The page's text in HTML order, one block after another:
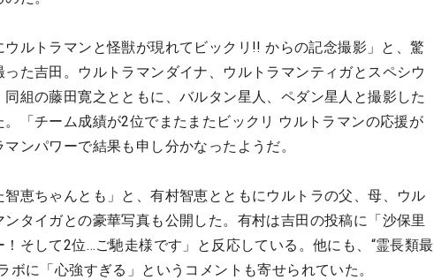
ウルトラマンと怪獣が現れてビックリ!! からの記念撮影」と、驚
た吉田。ウルトラマンダイナ、ウルトラマンティガとスペシウ
組の藤田寛之とともに、バルタン星人、ペダン星人と撮影した
。「チーム成績が2位でまたまたビックリ ウルトラマンの応援が
ンパワーで結果も申し分かなったようだ。
恵ちゃんとも」と、有村智恵とともにウルトラの父、母、ウル
ンタイガとの豪華写真も公開した。有村は吉田の投稿に「沙保里
そして2位…ご馳走様です」と反応している。他にも、“霊長類最
ボに「心強すぎる」というコメントも寄せられていた。